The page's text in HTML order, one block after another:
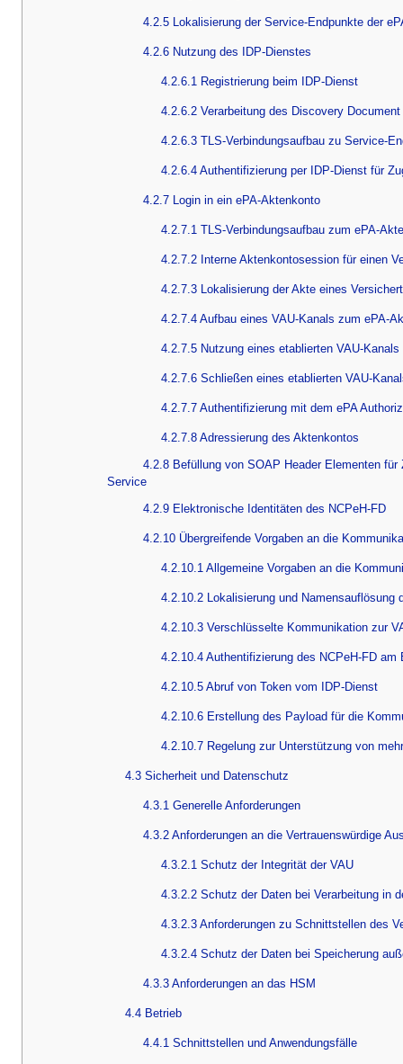
4.2.5 Lokalisierung der Service-Endpunkte der
4.2.6 Nutzung des IDP-Dienstes
4.2.6.1 Registrierung beim IDP-Dienst
4.2.6.2 Verarbeitung des Discovery Document
4.2.6.3 TLS-Verbindungsaufbau zu Service-
4.2.6.4 Authentifizierung per IDP-Dienst für
4.2.7 Login in ein ePA-Aktenkonto
4.2.7.1 TLS-Verbindungsaufbau zum ePA-
4.2.7.2 Interne Aktenkontosession für einen
4.2.7.3 Lokalisierung der Akte eines
4.2.7.4 Aufbau eines VAU-Kanals zum ePA-
4.2.7.5 Nutzung eines etablierten VAU-
4.2.7.6 Schließen eines etablierten VAU-
4.2.7.7 Authentifizierung mit dem ePA
4.2.7.8 Adressierung des Aktenkontos
4.2.8 Befüllung von SOAP Header Elementen
Service
4.2.9 Elektronische Identitäten des NCPeH-FD
4.2.10 Übergreifende Vorgaben an die
4.2.10.1 Allgemeine Vorgaben an die
4.2.10.2 Lokalisierung und Namensauflösung
4.2.10.3 Verschlüsselte Kommunikation zur
4.2.10.4 Authentifizierung des NCPeH-FD am
4.2.10.5 Abruf von Token vom IDP-Dienst
4.2.10.6 Erstellung des Payload für die
4.2.10.7 Regelung zur Unterstützung von
4.3 Sicherheit und Datenschutz
4.3.1 Generelle Anforderungen
4.3.2 Anforderungen an die Vertrauenswürdige
4.3.2.1 Schutz der Integrität der VAU
4.3.2.2 Schutz der Daten bei Verarbeitung in
4.3.2.3 Anforderungen zu Schnittstellen des
4.3.2.4 Schutz der Daten bei Speicherung
4.3.3 Anforderungen an das HSM
4.4 Betrieb
4.4.1 Schnittstellen und Anwendungsfälle